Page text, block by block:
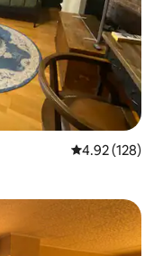
Calificación
4.92 (128)